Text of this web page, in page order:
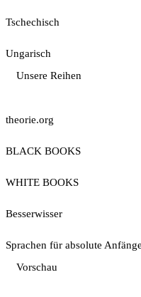
Tschechisch
Ungarisch
Unsere Reihen
theorie.org
BLACK BOOKS
WHITE BOOKS
Besserwisser
Sprachen für absolute
Vorschau